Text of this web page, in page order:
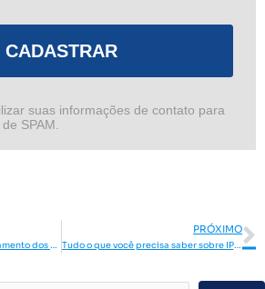
CADASTRAR
suas informações de contato para
SPAM.
Pronto para morar: o apartamento dos sonhos está no condomínio Monet!
PRÓXIMO
Tudo o que você precisa saber sobre IPTU